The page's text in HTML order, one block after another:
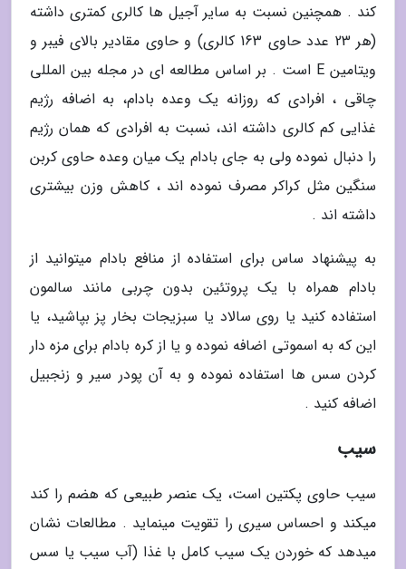
کند . همچنین نسبت به سایر آجیل ها کالری کمتری داشته
(هر 23 عدد حاوی 163 کالری) و حاوی مقادیر بالای فیبر و
ویتامین E است . بر اساس مطالعه ای در مجله بین المللی
چاقی ، افرادی که روزانه یک وعده بادام، به اضافه رژیم
غذایی کم کالری داشته اند، نسبت به افرادی که همان رژیم
را دنبال نموده ولی به جای بادام یک میان وعده حاوی کربن
سنگین مثل کراکر مصرف نموده اند ، کاهش وزن بیشتری
داشته اند .
به پیشنهاد ساس برای استفاده از منافع بادام میتوانید از
بادام همراه با یک پروتئین بدون چربی مانند سالمون
استفاده کنید یا روی سالاد یا سبزیجات بخار پز بپاشید، یا
این که به اسموتی اضافه نموده و یا از کره بادام برای مزه دار
کردن سس ها استفاده نموده و به آن پودر سیر و زنجبیل
اضافه کنید .
سیب
سیب حاوی پکتین است، یک عنصر طبیعی که هضم را کند
میکند و احساس سیری را تقویت مینماید . مطالعات نشان
میدهد که خوردن یک سیب کامل با غذا (آب سیب یا سس